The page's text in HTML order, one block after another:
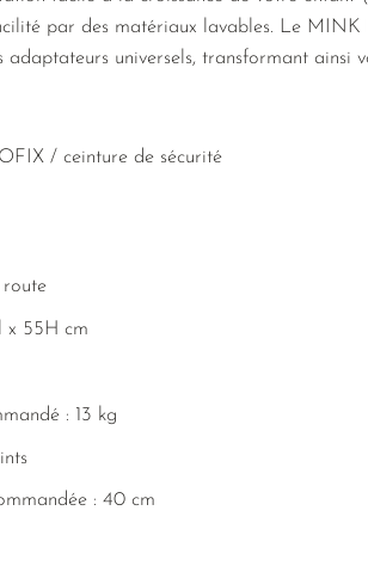
par des matériaux lavables. Le
adaptateurs universels, transformant ainsi
/ ceinture de sécurité
x 55H cm
: 13 kg
: 40 cm